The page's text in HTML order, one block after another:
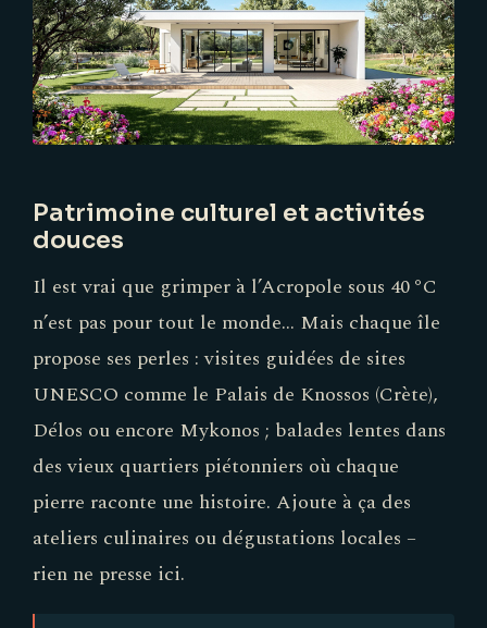
Patrimoine culturel et activités
douces
Il est vrai que grimper à l’Acropole sous 40 °C
n’est pas pour tout le monde... Mais chaque île
propose ses perles : visites guidées de sites
UNESCO comme le Palais de Knossos (Crète),
Délos ou encore Mykonos ; balades lentes dans
des vieux quartiers piétonniers où chaque
pierre raconte une histoire. Ajoute à ça des
ateliers culinaires ou dégustations locales –
rien ne presse ici.